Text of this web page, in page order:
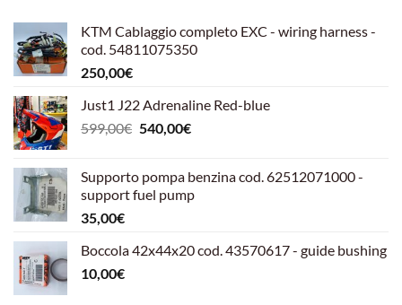
KTM Cablaggio completo EXC - wiring harness -
cod. 54811075350
250,00€
Just1 J22 Adrenaline Red-blue
599,00€ Il
era:
599,00€.
540,00€Il
è:
540,00€.
Supporto pompa benzina cod. 62512071000 -
support fuel pump
35,00€
Boccola 42x44x20 cod. 43570617 - guide bushing
10,00€